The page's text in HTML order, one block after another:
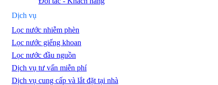
Dịch vụ
Lọc nước nhiễm phèn
Lọc nước giếng khoan
Lọc nước đầu nguồn
Dịch vụ tư vấn miễn phí
Dịch vụ cung cấp và lắt đặt tại nhà